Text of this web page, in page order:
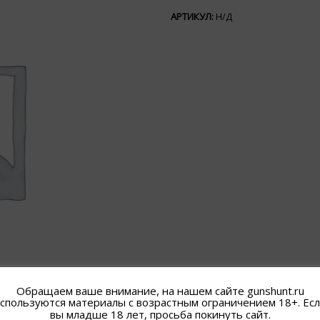
АРТИКУЛ: Н/Д
Обращаем ваше внимание, на нашем сайте gunshunt.ru
материалы с возрастным ограничением 18+.
вы младше 18 лет, просьба покинуть сайт.